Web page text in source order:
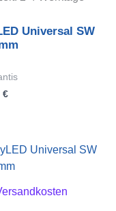
Universal SW
€